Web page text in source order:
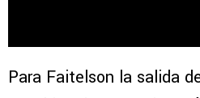
Para Faitelson la salida